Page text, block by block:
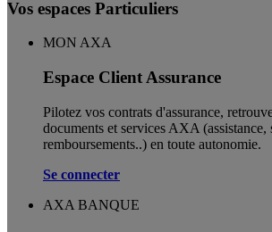
Vos espaces Particuliers
MON AXA
Espace Client Assurance
Pilotez vos contrats d'assurance,
documents et services AXA (assistance,
remboursements..) en toute autonomie. ​
Se connecter
AXA BANQUE